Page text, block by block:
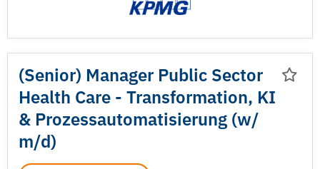
(Senior) Manager Public Sector
Health Care - Transformation, KI
& Prozessautomatisierung (w/
m/d)